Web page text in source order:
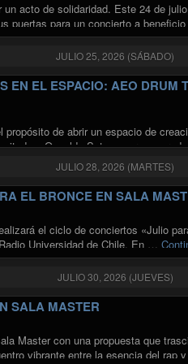
acto de solidaridad. Este 24 de
puertas para un concierto a
JULIO 25, 2026 (SÁBADO)
EN EL ESPACIO: AEO
propósito de abrir un espacio de
a Osvaldo Sotomayor a
9/10 PERDIDOS EN EL ESPACIO:
JULIO 28, 2026 (MARTES)
EL BRONCE EN SALA
el ciclo de conciertos «Julio
Universidad de Chile. En …
JULIO 30, 2026 (JUEVES)
SALA MASTER
Master con una propuesta que
vibrante entre la esencia del rap